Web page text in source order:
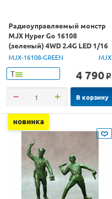
Радиоуправляемый монстр
MJX Hyper Go 16108
(зеленый) 4WD 2.4G LED 1/16
RTR
MJX-16108-GREEN MJX
Т 4 790 o
В корзину
новинка